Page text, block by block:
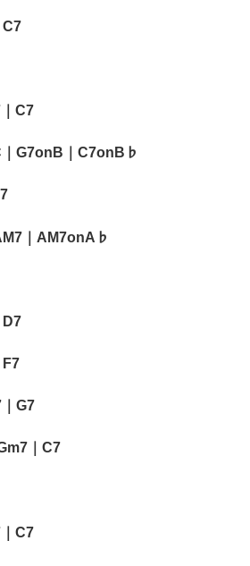
C7
C7
G7onB｜C7onB♭
｜AM7onA♭
D7
F7
G7
｜C7
C7